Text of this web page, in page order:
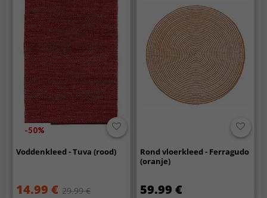
-50%
Voddenkleed - Tuva (rood)
14.99 € 29.99 €
Rond vloerkleed - Ferragudo
(oranje)
59.99 €